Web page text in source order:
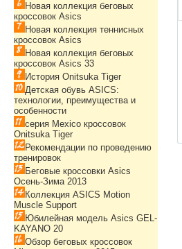
Новая коллекция беговых
кроссовок Asics
Новая коллекция теннисных
кроссовок Asics
Новая коллекция беговых
кроссовок Asics 33
История Onitsuka Tiger
Детская обувь ASICS:
технологии, преимущества и
особенности
серия Mexico кроссовок
Onitsuka Tiger
Рекомендации по проведению
тренировок
Беговые кроссовки Asics
Осень-Зима 2013
Коллекция ASICS Motion
Muscle Support
Юбилейная модель Asics GEL-
KAYANO 20
Обзор беговых кроссовок